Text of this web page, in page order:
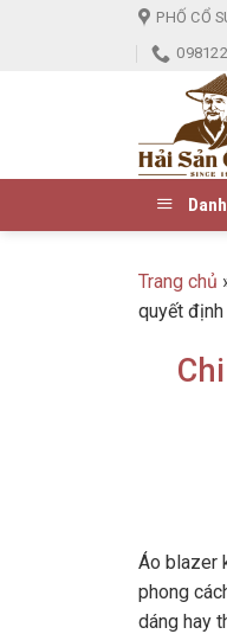
PHỐ CỔ
Trang chủ
quyết
Áo blazer
phong
dáng hay